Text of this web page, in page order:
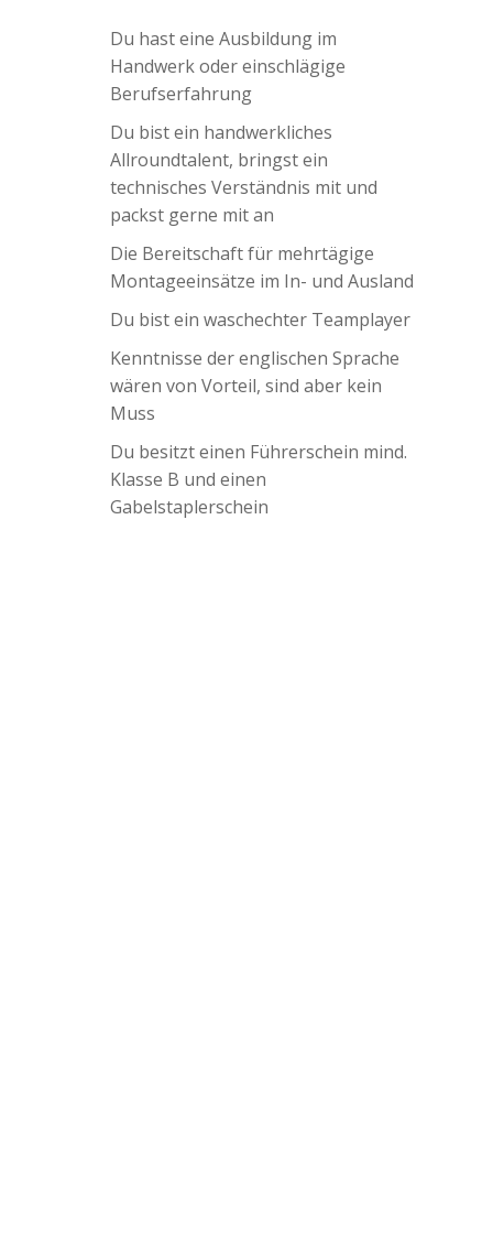
Du hast eine Ausbildung im
Handwerk oder einschlägige
Berufserfahrung
Du bist ein handwerkliches
Allroundtalent, bringst ein
technisches Verständnis mit und
packst gerne mit an
Die Bereitschaft für mehrtägige
Montageeinsätze im In- und Ausland
Du bist ein waschechter Teamplayer
Kenntnisse der englischen Sprache
wären von Vorteil, sind aber kein
Muss
Du besitzt einen Führerschein mind.
Klasse B und einen
Gabelstaplerschein